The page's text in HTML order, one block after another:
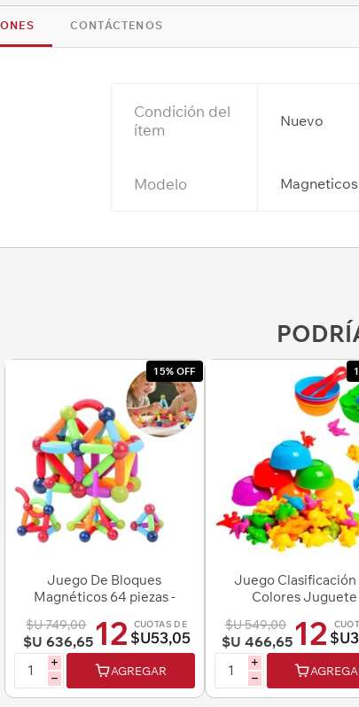
CONTÁCTENOS
Condición del
ítem
Nuevo
Modelo
15% OFF
Juego De Bloques
Magnéticos 64 piezas -
$U 749,00
$U 636,65 12 CUOTAS DE
$U53,05
i
h
AGREGAR
Juego Clasificación
Colores Juguete
Montessori
$U 549,00
$U 466,65 12
i
h